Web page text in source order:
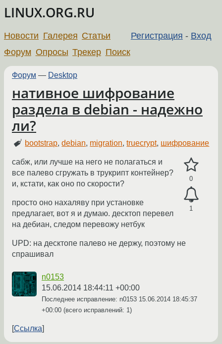
LINUX.ORG.RU
Регистрация - Вход
Новости Галерея Статьи
Форум Опросы Трекер Поиск
Форум — Desktop
нативное шифрование
раздела в debian - надежно
ли?
bootstrap,debian, migration,truecrypt, шифрование
0
1
сабж, или лучше на него не полагаться и
все палево сгружать в трукрипт контейнер?
и, кстати, как оно по скорости?
просто оно нахаляву при установке
предлагает, вот я и думаю. десктоп перевел
на дебиан, следом перевожу нетбук
UPD: на десктопе палево не держу, поэтому не
спрашивал
n0153
15.06.2014 18:44:11 +00:00
Последнее исправление: n0153 15.06.2014 18:45:37
+00:00 (всего исправлений: 1)
Ссылка